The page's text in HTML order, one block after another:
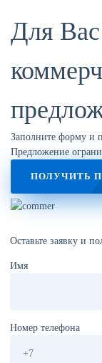
Для Вас
Заполните форму и
Предложение
ПОЛУЧИТЬ
Оставьте заявку и
Имя
Номер телефона